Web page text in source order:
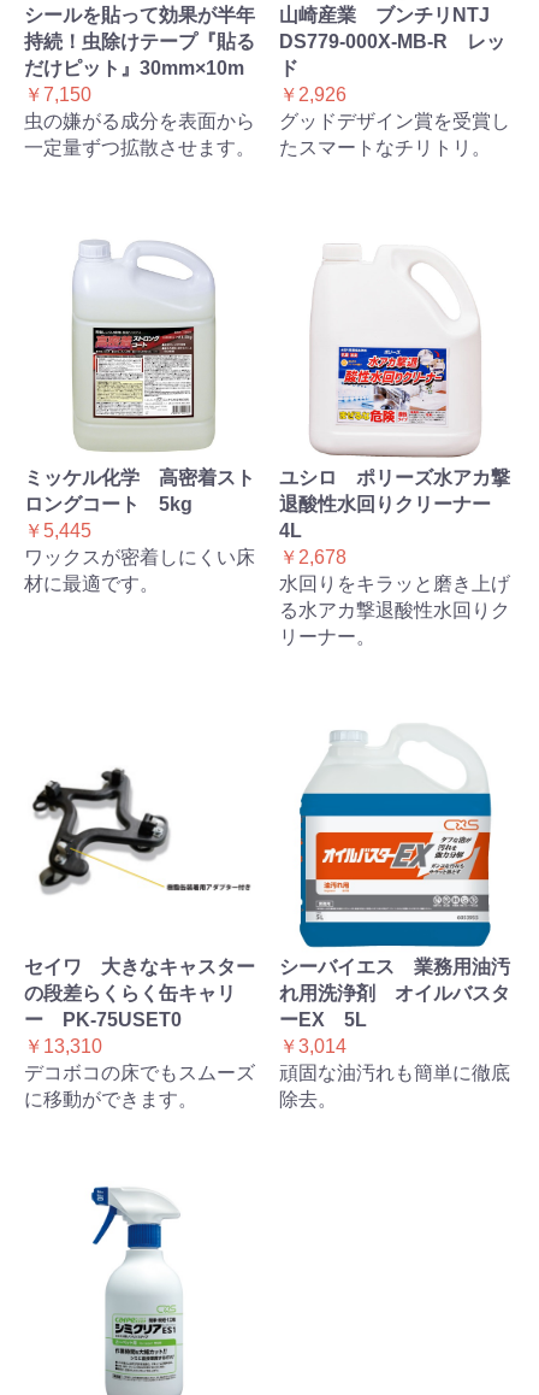
シールを貼って効果が半年
持続！虫除けテープ『貼る
だけピット』30mm×10m
￥7,150
虫の嫌がる成分を表面から
一定量ずつ拡散させます。
山崎産業 ブンチリNTJ
DS779-000X-MB-R レッ
ド
￥2,926
グッドデザイン賞を受賞し
たスマートなチリトリ。
ミッケル化学 高密着スト
ロングコート 5kg
￥5,445
ワックスが密着しにくい床
材に最適です。
ユシロ ポリーズ水アカ撃
退酸性水回りクリーナー
4L
￥2,678
水回りをキラッと磨き上げ
る水アカ撃退酸性水回りク
リーナー。
セイワ 大きなキャスター
の段差らくらく缶キャリ
ー PK-75USET0
￥13,310
デコボコの床でもスムーズ
に移動ができます。
シーバイエス 業務用油汚
れ用洗浄剤 オイルバスタ
ーEX 5L
￥3,014
頑固な油汚れも簡単に徹底
除去。